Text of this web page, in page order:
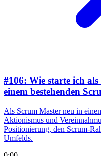
#106: Wie starte ich
einem bestehenden
Als Scrum Master neu in
Aktionismus und
Positionierung, den Scrum-
Umfelds.